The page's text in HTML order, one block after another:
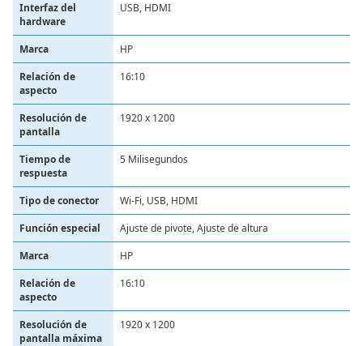
Interfaz del
hardware
‎USB, HDMI
Marca
‎HP
Relación de
aspecto
‎16:10
Resolución de
pantalla
‎1920 x 1200
Tiempo de
respuesta
‎5 Milisegundos
Tipo de conector
‎Wi-Fi, USB, HDMI
Función especial
Ajuste de pivote, Ajuste de altura
Marca
HP
Relación de
aspecto
16:10
Resolución de
pantalla máxima
1920 x 1200